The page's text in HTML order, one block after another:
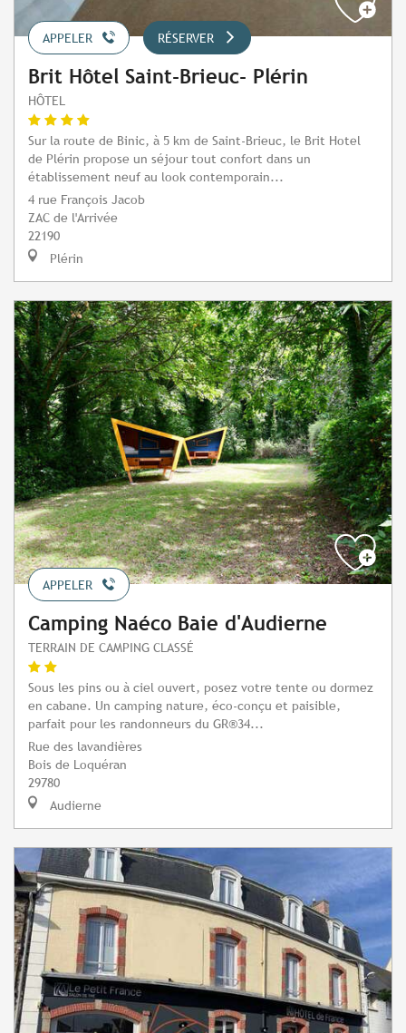
APPELER RÉSERVER
Brit Hôtel Saint-Brieuc- Plérin
HÔTEL
Sur la route de Binic, à 5 km de Saint-Brieuc, le Brit Hotel
de Plérin propose un séjour tout confort dans un
établissement neuf au look contemporain...
4 rue François Jacob
ZAC de l'Arrivée
22190
Plérin
APPELER
Camping Naéco Baie d'Audierne
TERRAIN DE CAMPING CLASSÉ
Sous les pins ou à ciel ouvert, posez votre tente ou dormez
en cabane. Un camping nature, éco-conçu et paisible,
parfait pour les randonneurs du GR®34...
Rue des lavandières
Bois de Loquéran
29780
Audierne